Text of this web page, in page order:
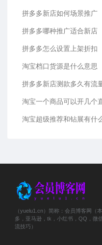
拼多多新店如何场景推广
拼多多哪种推广适合新店
拼多多怎么设置上架折扣
淘宝档口货源是什么意思
拼多多新店测款多久有流
淘宝一个商品可以开几个
淘宝超级推荐和钻展有什
（yuelu1.cn）简称：会员博客网（
多，亚马逊，tk，小红书，QQ，微
流技巧）